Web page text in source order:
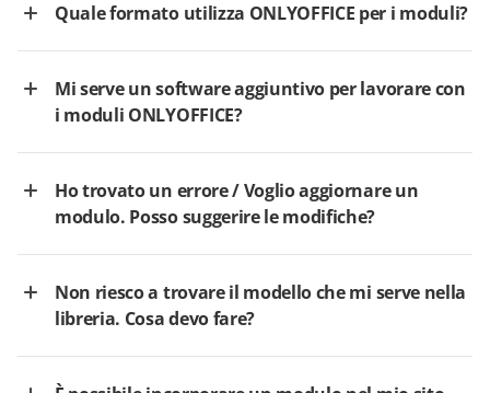
Quale formato utilizza ONLYOFFICE per i moduli?
Mi serve un software aggiuntivo per lavorare con
i moduli ONLYOFFICE?
Ho trovato un errore / Voglio aggiornare un
modulo. Posso suggerire le modifiche?
Non riesco a trovare il modello che mi serve nella
libreria. Cosa devo fare?